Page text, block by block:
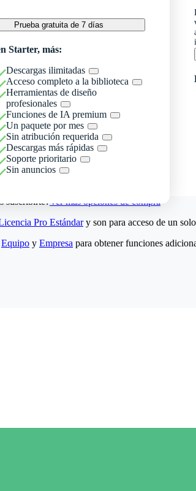
Prueba gratuita de 7 días
Starter, más:
Descargas ilimitadas
Acceso completo a la biblioteca
Herramientas de diseño
profesionales
Funciones de IA premium
Un paquete por mes
Sin atribución requerida
Descargas más rápidas
Soporte prioritario
Sin anuncios
suscribirte?Ver más opciones de compra
Pro Estándary son para acceso de un
Equipo y Empresa para obtener funciones